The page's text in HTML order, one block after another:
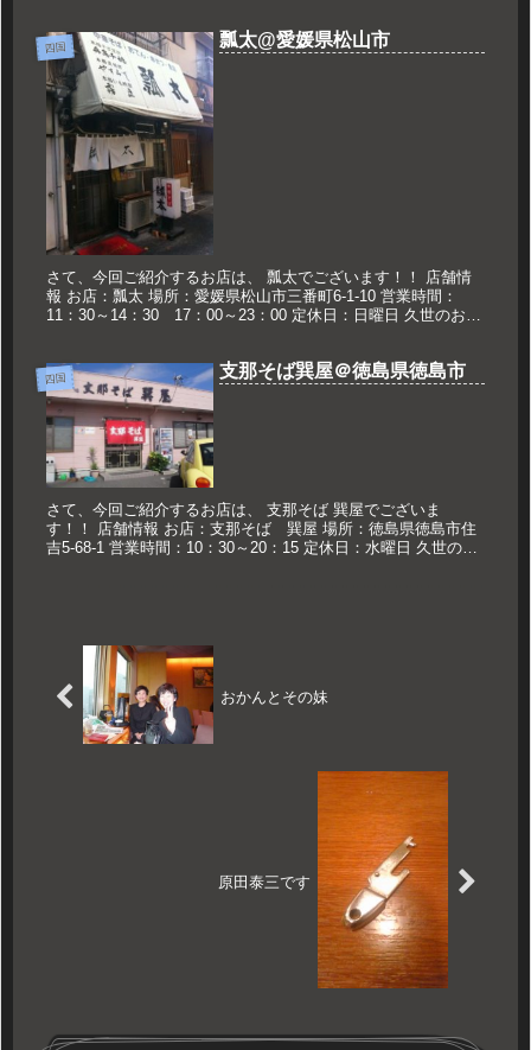
四国 瓢太@愛媛県松山市
さて、今回ご紹介するお店は、 瓢太でございます！！ 店舗情
報 お店：瓢太 場所：愛媛県松山市三番町6-1-10 営業時間：
11：30～14：30 17：00～23：00 定休日：日曜日 久世のおス
四国 支那そば巽屋＠徳島県徳島市
さて、今回ご紹介するお店は、 支那そば 巽屋でございま
す！！ 店舗情報 お店：支那そば 巽屋 場所：徳島県徳島市住
吉5-68-1 営業時間：10：30～20：15 定休日：水曜日 久世のお
おかんとその妹
原田泰三です